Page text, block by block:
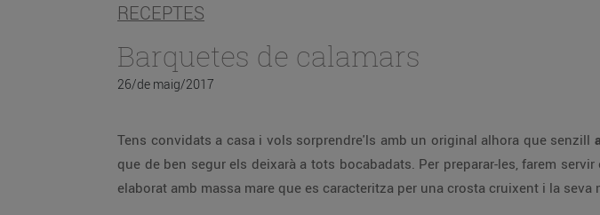
RECEPTES
Barquetes de calamars
26/de maig/2017
Tens convidats a casa i vols sorprendre'ls amb un original alhora que senzill
que de ben segur els deixarà a tots bocabadats. Per preparar-les, farem servir
elaborat amb massa mare que es caracteritza per una crosta cruixent i la